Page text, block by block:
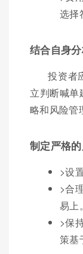
选择
结合自身
投资者
立判断喊
略和风险管
制定严格
>设
>合
易上。
>保
策基